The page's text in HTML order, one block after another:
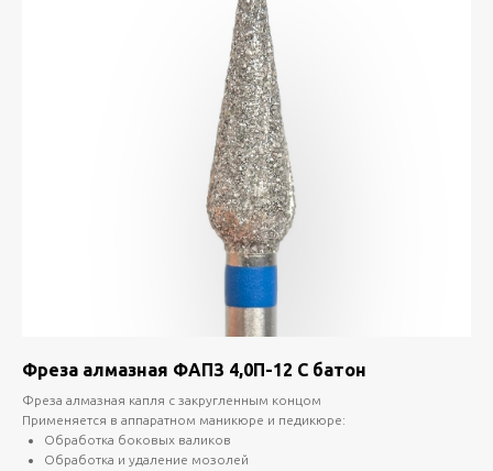
Фреза алмазная ФАПЗ 4,0П-12 С батон
Фреза алмазная капля с закругленным концом
Применяется в аппаратном маникюре и педикюре:
Обработка боковых валиков
Обработка и удаление мозолей